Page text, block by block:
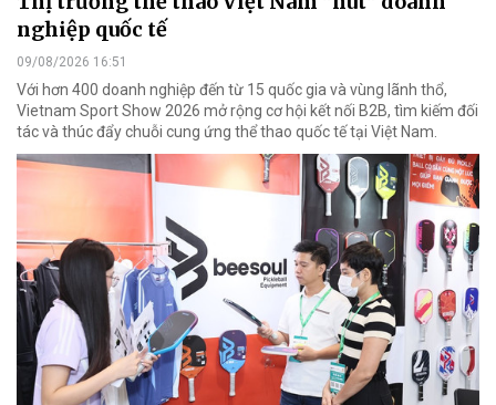
nghiệp quốc tế
09/08/2026 16:51
Với hơn 400 doanh nghiệp đến từ 15 quốc gia và vùng lãnh thổ,
Vietnam Sport Show 2026 mở rộng cơ hội kết nối B2B, tìm kiếm đối
tác và thúc đẩy chuỗi cung ứng thể thao quốc tế tại Việt Nam.